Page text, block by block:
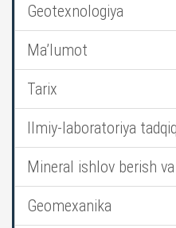
Geotexnologiya
Ma’lumot
Tarix
Ilmiy-laboratoriya
Mineral ishlov berish
Geomexanika